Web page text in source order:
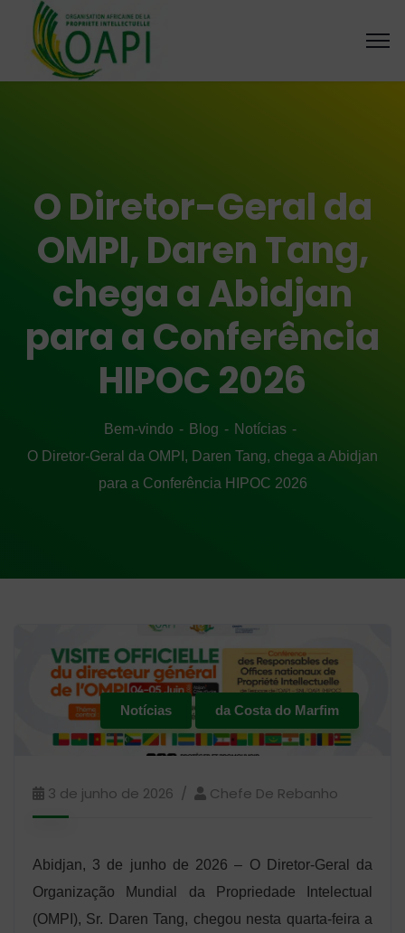
O Diretor-Geral da
OMPI, Daren Tang,
chega a Abidjan
para a Conferência
HIPOC 2026
Bem-vindo Blog
Notícias
O Diretor-Geral da OMPI, Daren Tang, chega a Abidjan
para a Conferência HIPOC 2026
Notícias da Costa do Marfim
3 de junho de 2026 Chefe De Rebanho
Abidjan, 3 de junho de 2026 – O Diretor-Geral da
Organização Mundial da Propriedade Intelectual
(OMPI), Sr. Daren Tang, chegou nesta quarta-feira a